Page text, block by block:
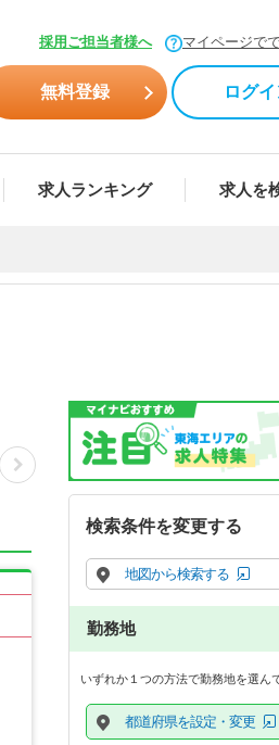
採用ご担当者様へ マイページで
無料登録 ログ
求人ランキング 求人を
検索条件を変更する
地図から検索する
勤務地
いずれか１つの方法で勤務地を選ん
都道府県を設定・変更